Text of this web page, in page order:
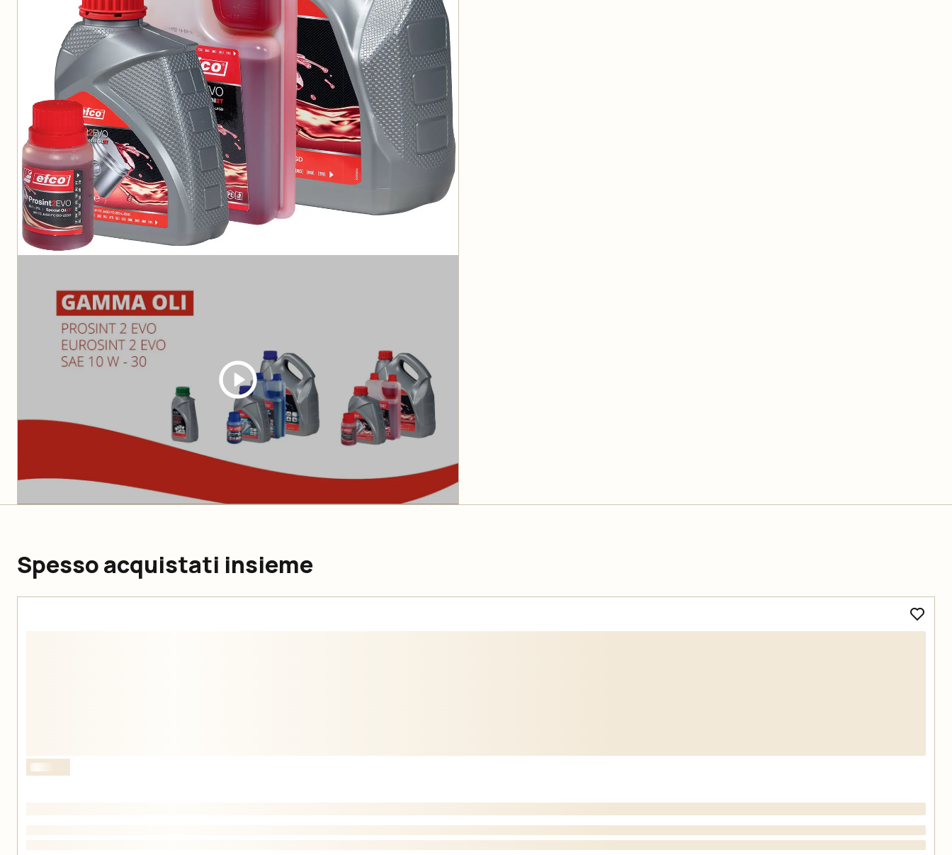
Spesso acquistati insieme